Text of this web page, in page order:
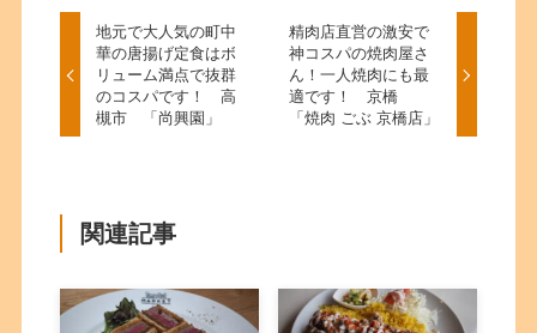
地元で大人気の町中
華の唐揚げ定食はボ
リューム満点で抜群
のコスパです！ 高
槻市 「尚興園」
精肉店直営の激安で
神コスパの焼肉屋さ
ん！一人焼肉にも最
適です！ 京橋
「焼肉 ごぶ 京橋店」
関連記事